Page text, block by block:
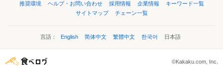
推奨環境
ヘルプ・お問い合わせ 採用情報 企業情報
キーワード一覧
サイトマップ
チェーン一覧
言語： English 简体中文 繁體中文 한국어 日本語
©Kakaku.com, Inc.